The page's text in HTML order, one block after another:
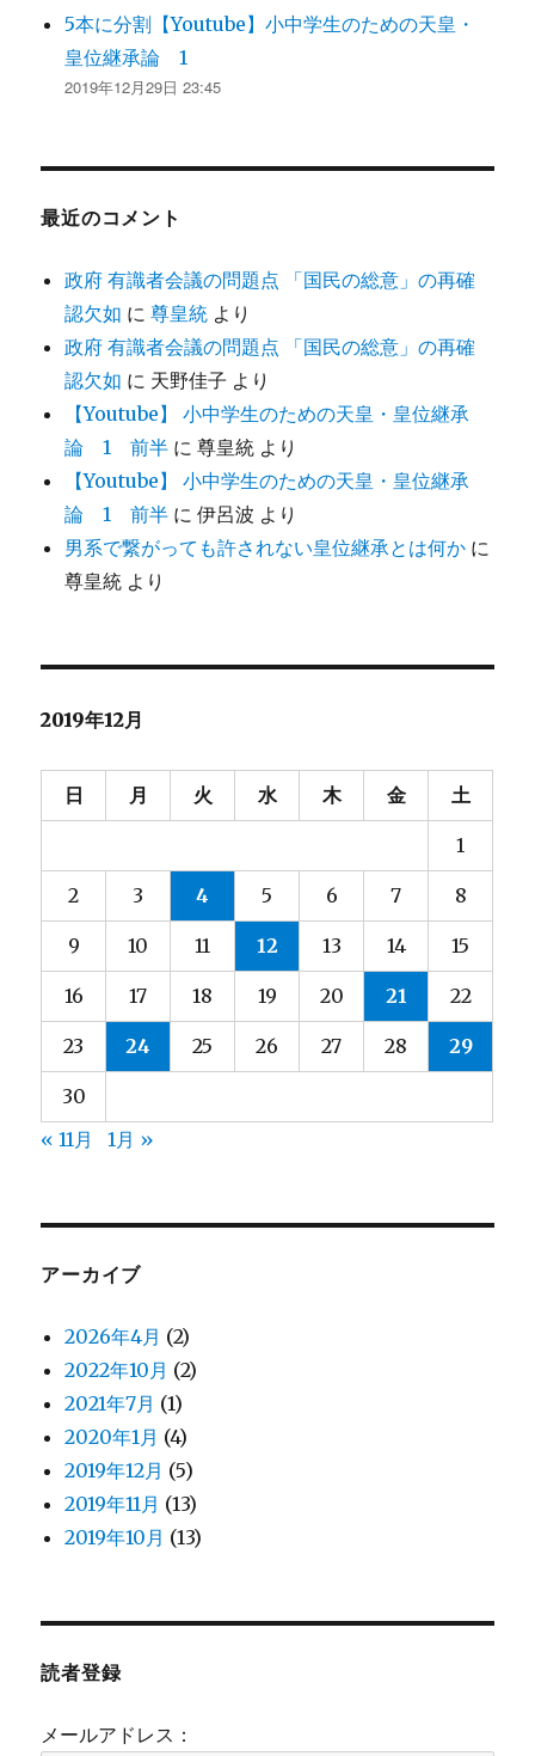
5本に分割【Youtube】小中学生のための天皇・
皇位継承論 1
2019年12月29日 23:45
最近のコメント
政府 有識者会議の問題点 「国民の総意」の再確
認欠如 に尊皇統 より
政府 有識者会議の問題点 「国民の総意」の再確
認欠如 に 天野佳子 より
【Youtube】 小中学生のための天皇・皇位継承
論 1 前半 に尊皇統 より
【Youtube】 小中学生のための天皇・皇位継承
論 1 前半 に伊呂波 より
男系で繋がっても許されない皇位継承とは何か に
尊皇統 より
2019年12月
日 月 火 水 木 金 土
1
2 3 4 5 6 7 8
9 10 11 12 13 14 15
16 17 18 19 20 21 22
23 24 25 26 27 28 29
30
« 11月
1月 »
アーカイブ
2026年4月 (2)
2022年10月 (2)
2021年7月 (1)
2020年1月 (4)
2019年12月 (5)
2019年11月 (13)
2019年10月 (13)
読者登録
メールアドレス：